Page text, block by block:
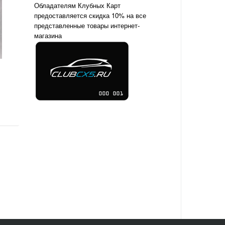
Обладателям Клубных Карт
предоставляется скидка 10% на все
представленные товары интернет-
магазина